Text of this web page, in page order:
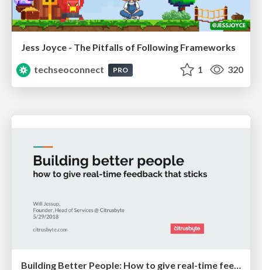
Jess Joyce - The Pitfalls of Following Frameworks
techseoconnect
PRO 1 320